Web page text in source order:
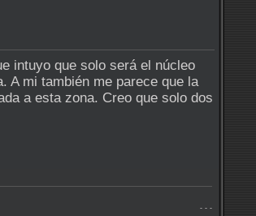
intuyo que solo será el núcleo
A mi también me parece que la
a esta zona. Creo que solo dos
- - -